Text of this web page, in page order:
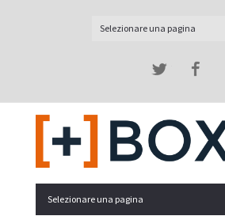
Selezionare una pagina
Twitter
Selezionare una pagina